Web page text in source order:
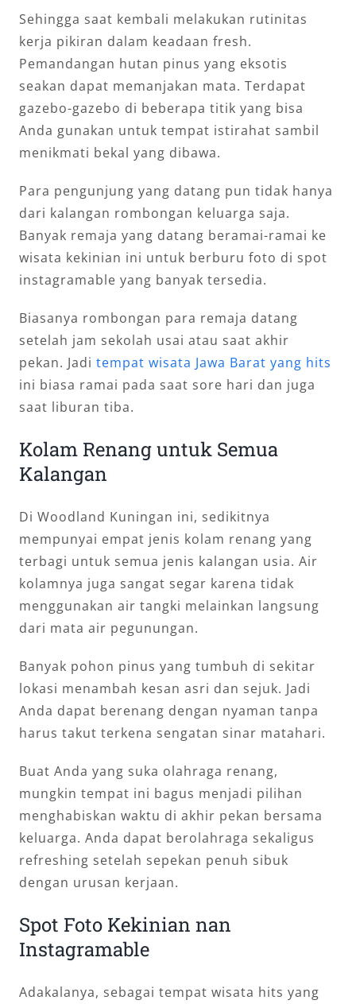
Sehingga saat kembali melakukan rutinitas
kerja pikiran dalam keadaan fresh.
Pemandangan hutan pinus yang eksotis
seakan dapat memanjakan mata. Terdapat
gazebo-gazebo di beberapa titik yang bisa
Anda gunakan untuk tempat istirahat sambil
menikmati bekal yang dibawa.
Para pengunjung yang datang pun tidak hanya
dari kalangan rombongan keluarga saja.
Banyak remaja yang datang beramai-ramai ke
wisata kekinian ini untuk berburu foto di spot
instagramable yang banyak tersedia.
Biasanya rombongan para remaja datang
setelah jam sekolah usai atau saat akhir
pekan. Jadi tempat wisata Jawa Barat yang hits
ini biasa ramai pada saat sore hari dan juga
saat liburan tiba.
Kolam Renang untuk Semua
Kalangan
Di Woodland Kuningan ini, sedikitnya
mempunyai empat jenis kolam renang yang
terbagi untuk semua jenis kalangan usia. Air
kolamnya juga sangat segar karena tidak
menggunakan air tangki melainkan langsung
dari mata air pegunungan.
Banyak pohon pinus yang tumbuh di sekitar
lokasi menambah kesan asri dan sejuk. Jadi
Anda dapat berenang dengan nyaman tanpa
harus takut terkena sengatan sinar matahari.
Buat Anda yang suka olahraga renang,
mungkin tempat ini bagus menjadi pilihan
menghabiskan waktu di akhir pekan bersama
keluarga. Anda dapat berolahraga sekaligus
refreshing setelah sepekan penuh sibuk
dengan urusan kerjaan.
Spot Foto Kekinian nan
Instagramable
Adakalanya, sebagai tempat wisata hits yang